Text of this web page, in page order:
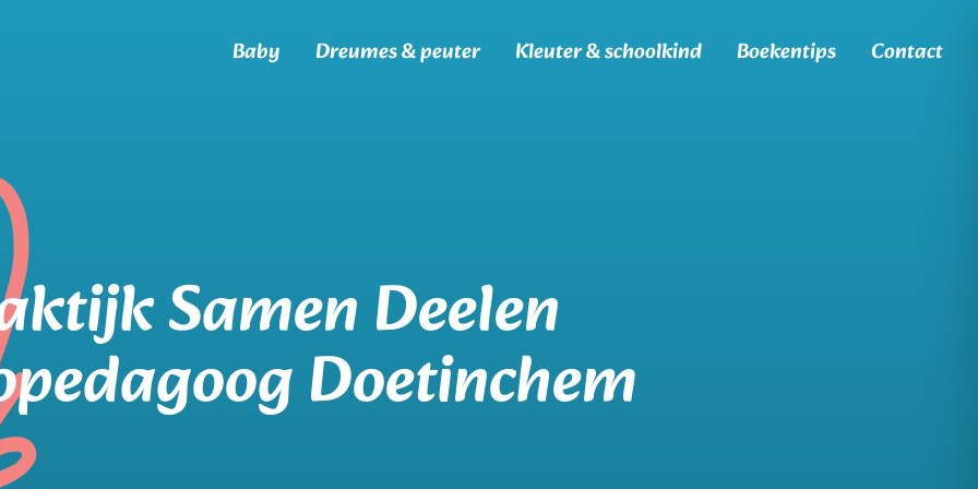
Baby Dreumes & peuter Kleuter & schoolkind Boekentips Contact
Samen Deelen
Doetinchem